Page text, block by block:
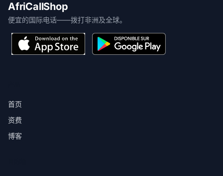
AfriCallShop
便宜的国际电话——拨打非洲及全球。
首页
资费
博客